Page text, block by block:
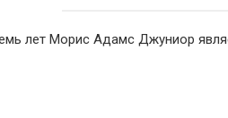
лет Морис Адамс Джуниор